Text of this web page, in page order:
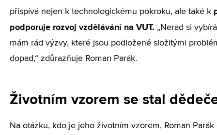
přispívá nejen k technologickému pokroku, ale také k
podporuje rozvoj vzdělávání na VUT. „Nerad si
mám rád výzvy, které jsou podložené složitými
dopad,“ zdůrazňuje Roman Parák.
Životním vzorem se stal
Na otázku, kdo je jeho životním vzorem, Roman